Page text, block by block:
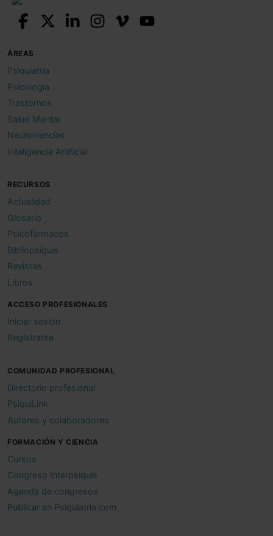
ÁREAS
Psiquiatría
Psicología
Trastornos
Salud Mental
Neurociencias
Inteligencia Artificial
RECURSOS
Actualidad
Glosario
Psicofármacos
Bibliopsiquis
Revistas
Libros
ACCESO PROFESIONALES
Iniciar sesión
Registrarse
COMUNIDAD PROFESIONAL
Directorio profesional
PsiquiLink
Autores y colaboradores
FORMACIÓN Y CIENCIA
Cursos
Congreso Interpsiquis
Agenda de congresos
Publicar en Psiquiatria.com